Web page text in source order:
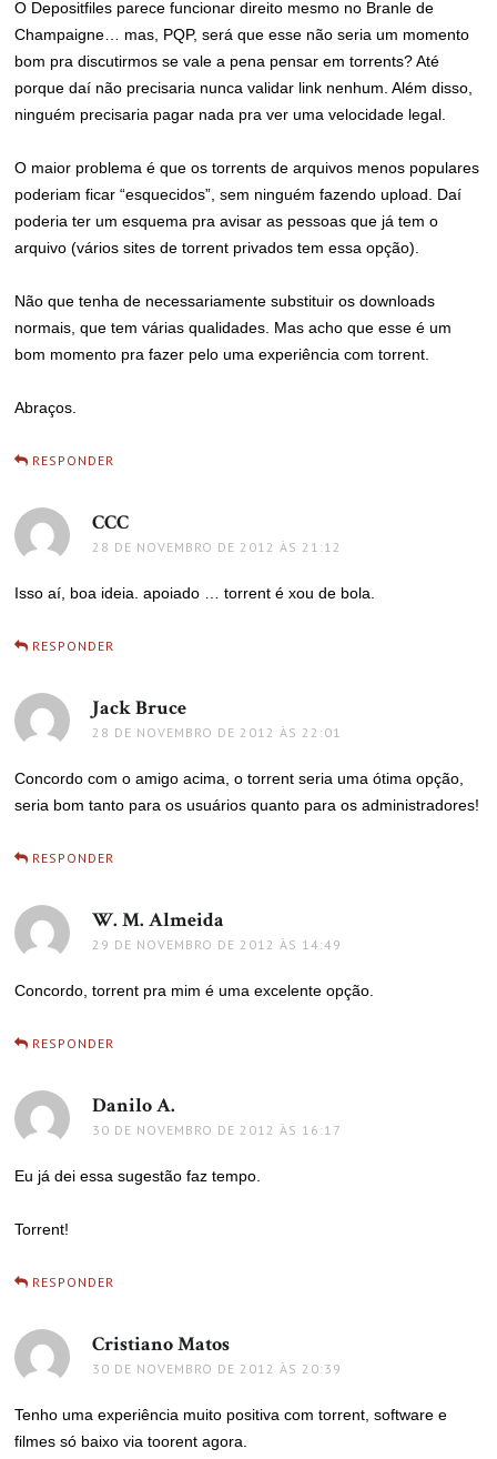
O Depositfiles parece funcionar direito mesmo no Branle de
Champaigne… mas, PQP, será que esse não seria um momento
bom pra discutirmos se vale a pena pensar em torrents? Até
porque daí não precisaria nunca validar link nenhum. Além disso,
ninguém precisaria pagar nada pra ver uma velocidade legal.
O maior problema é que os torrents de arquivos menos populares
poderiam ficar “esquecidos”, sem ninguém fazendo upload. Daí
poderia ter um esquema pra avisar as pessoas que já tem o
arquivo (vários sites de torrent privados tem essa opção).
Não que tenha de necessariamente substituir os downloads
normais, que tem várias qualidades. Mas acho que esse é um
bom momento pra fazer pelo uma experiência com torrent.
Abraços.
RESPONDER
CCC
28 DE NOVEMBRO DE 2012 ÀS 21:12
Isso aí, boa ideia. apoiado … torrent é xou de bola.
RESPONDER
Jack Bruce
28 DE NOVEMBRO DE 2012 ÀS 22:01
Concordo com o amigo acima, o torrent seria uma ótima opção,
seria bom tanto para os usuários quanto para os administradores!
RESPONDER
W. M. Almeida
29 DE NOVEMBRO DE 2012 ÀS 14:49
Concordo, torrent pra mim é uma excelente opção.
RESPONDER
Danilo A.
30 DE NOVEMBRO DE 2012 ÀS 16:17
Eu já dei essa sugestão faz tempo.
Torrent!
RESPONDER
Cristiano Matos
30 DE NOVEMBRO DE 2012 ÀS 20:39
Tenho uma experiência muito positiva com torrent, software e
filmes só baixo via toorent agora.